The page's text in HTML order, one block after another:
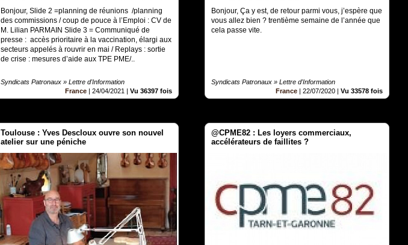
Bonjour, Slide 2 =planning de réunions /planning
des commissions / coup de pouce à l’Emploi : CV de
M. Lilian PARMAIN Slide 3 = Communiqué de
presse : accès prioritaire à la vaccination, élargi aux
secteurs appelés à rouvrir en mai / Replays : sortie
de crise : mesures d’aide aux TPE PME/..
Syndicats Patronaux » Lettre d'Information
France |24/04/2021 |Vu 36397 fois
Bonjour, Ça y est, de retour parmi vous, j’espère que
vous allez bien ? trentième semaine de l’année que
cela passe vite.
Syndicats Patronaux » Lettre d'Information
France |22/07/2020 |Vu 33578 fois
Toulouse : Yves Descloux ouvre son nouvel
atelier sur une péniche
@CPME82 : Les loyers commerciaux,
accélérateurs de faillites ?